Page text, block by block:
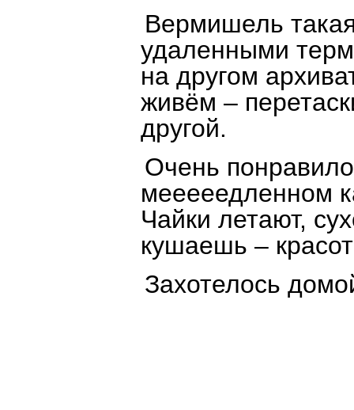
Вермишель
удаленными
на другом
живём –
другой.
Очень
мееееедленном
Чайки летают,
кушаешь –
Захотелось